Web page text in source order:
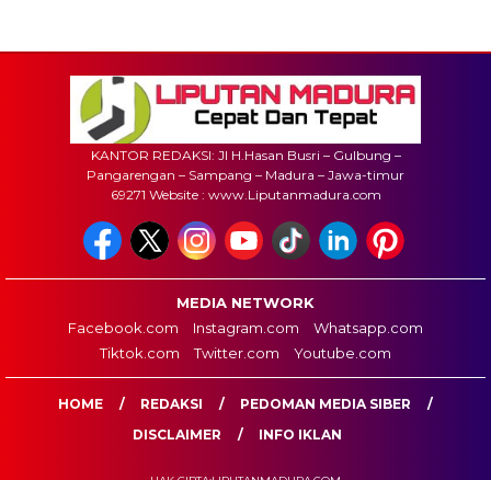
KANTOR REDAKSI: Jl H.Hasan Busri – Gulbung –
Pangarengan – Sampang – Madura – Jawa-timur
69271 Website : www.Liputanmadura.com
MEDIA NETWORK
Facebook.com
Instagram.com
Whatsapp.com
Tiktok.com
Twitter.com Youtube.com
HOME REDAKSI
PEDOMAN MEDIA SIBER
DISCLAIMER
INFO IKLAN